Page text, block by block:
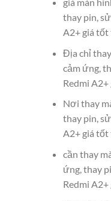
thay pin,
A2+ giá tốt
Địa chỉ
cảm ứng,
Redmi
Nơi thay
thay pin,
A2+ giá tốt
cần thay
ứng, thay
Redmi